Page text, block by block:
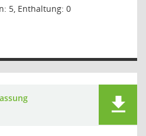
5, Enthaltung: 0